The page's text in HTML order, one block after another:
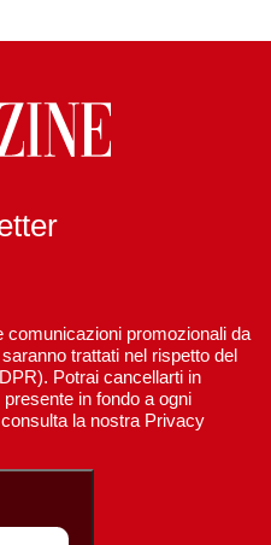
promozionali da
trattati nel rispetto del
Potrai cancellarti in
in fondo a ogni
la nostra Privacy